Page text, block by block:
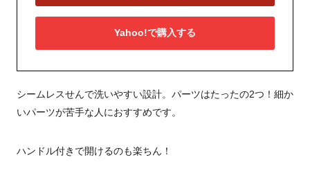
Yahoo!で購入する
シームレスせんで洗いやすい設計。パーツはたったの2つ！細か
いパーツが苦手な人におすすめです。
ハンドル付きで開けるのも楽ちん！